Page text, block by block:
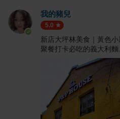
我的豬兒
5.0
新店大坪林美食｜黃色
聚餐打卡必吃的義大利麵